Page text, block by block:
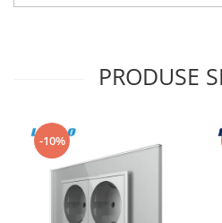
PRODUSE
-10%